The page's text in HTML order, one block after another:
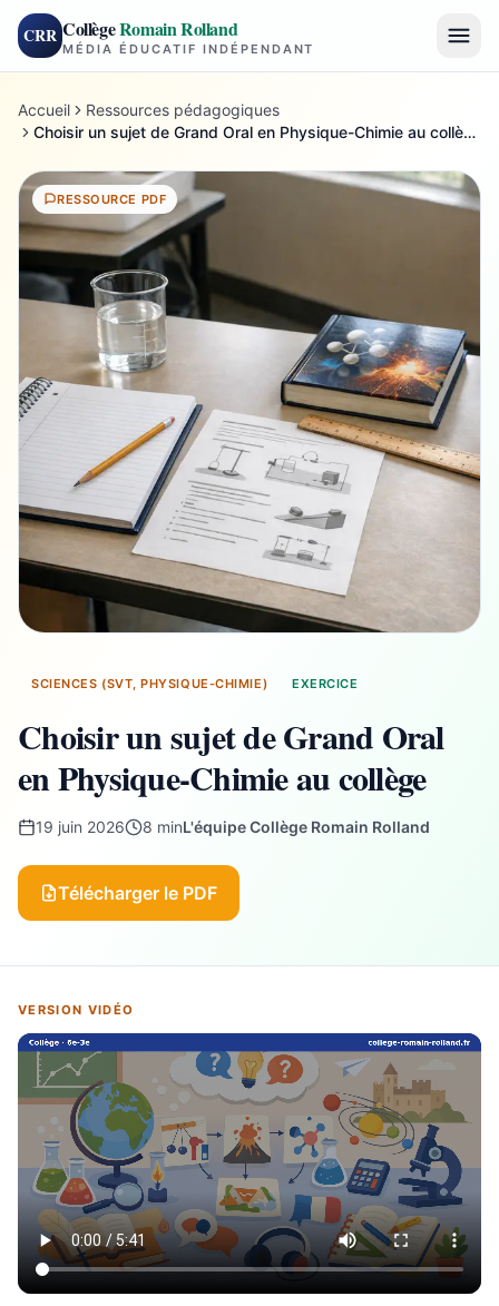
CRR CollègeRomain Rolland
MÉDIA ÉDUCATIF INDÉPENDANT
Accueil
Ressources pédagogiques
Choisir un sujet de Grand Oral en Physique-Chimie au collège
RESSOURCE PDF
SCIENCES (SVT, PHYSIQUE-CHIMIE) EXERCICE
Choisir un sujet de Grand Oral
en Physique-Chimie au collège
19 juin 2026 8 minL'équipe Collège Romain Rolland
Télécharger le PDF
VERSION VIDÉO